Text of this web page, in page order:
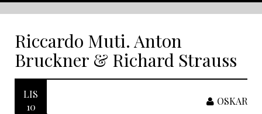
Riccardo Muti. Anton
Bruckner & Richard Strauss
LIS
10
OSKAR